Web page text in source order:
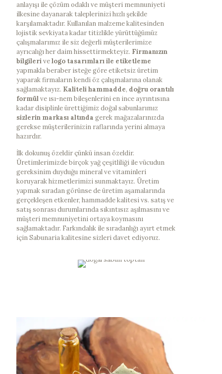
anlayışı ile çözüm odaklı ve müşteri memnuniyeti
ilkesine dayanarak taleplerinizi hızlı şekilde
karşılamaktadır. Kullanılan malzeme kalitesinden
lojistik sevkiyata kadar titizlikle yürüttüğümüz
çalışmalarımız ile siz değerli müşterilerimize
ayrıcalığı her daim hissettirmekteyiz. Firmanızın
bilgilerivelogo tasarımları ile etiketleme
yapmakla beraber isteğe göre etiketsiz üretim
yaparak firmaların kendi öz çalışmalarına olanak
sağlamaktayız. Kaliteli hammadde, doğru orantılı
formülve ısı-nem bileşenlerini en ince ayrıntısına
kadar disiplinle ürettiğimiz doğal sabunlarımız
sizlerin markası altında gerek mağazalarınızda
gerekse müşterilerinizin raflarında yerini almaya
hazırdır.
İlk dokunuş özeldir çünkü insan özeldir.
Üretimlerimizde birçok yağ çeşitliliği ile vücudun
gereksinim duyduğu mineral ve vitaminleri
koruyarak hizmetlerimizi sunmaktayız. Üretim
yapmak sıradan görünse de üretim aşamalarında
gerçekleşen etkenler, hammadde kalitesi vs. satış ve
satış sonrası durumlarında sıkıntısız aşılmasını ve
müşteri memnuniyetini ortaya koymasını
sağlamaktadır. Farkındalık ile sıradanlığı ayırt etmek
için Sabunaria kalitesine sizleri davet ediyoruz.